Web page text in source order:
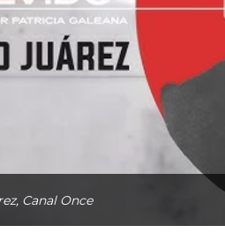
Canal Once